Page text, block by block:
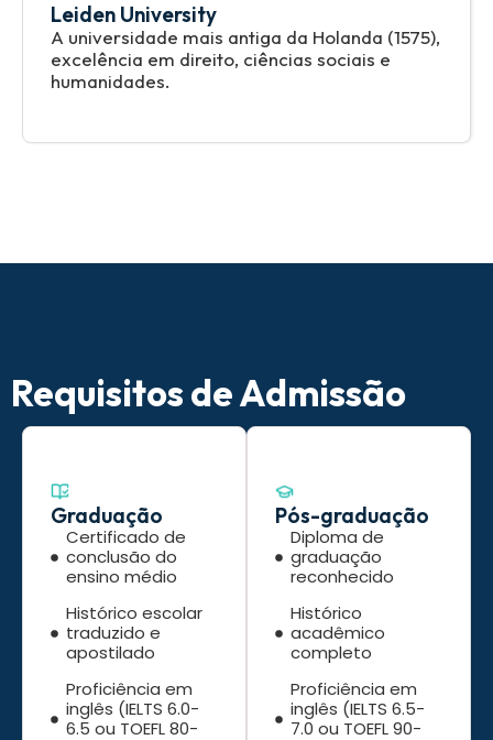
Leiden University
A universidade mais antiga da Holanda (1575),
excelência em direito, ciências sociais e
humanidades.
Requisitos de Admissão
Graduação
Certificado de
conclusão do
ensino médio
Histórico escolar
traduzido e
apostilado
Proficiência em
inglês (IELTS 6.0-
6.5 ou TOEFL 80-
Pós-graduação
Diploma de
graduação
reconhecido
Histórico
acadêmico
completo
Proficiência em
inglês (IELTS 6.5-
7.0 ou TOEFL 90-